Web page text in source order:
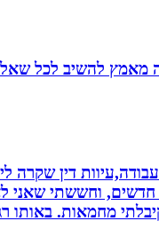
להשיב לכל
דין שקרה
וחששתי שאני
מחמאות. באותו